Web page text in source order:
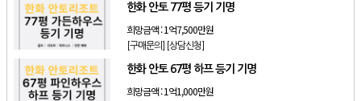
한화 안토 77평 등기 기명
희망금액 :1억7,500만원
[구매문의] [상담신청]
한화 안토 67평 하프 등기 기명
희망금액 :1억1,000만원